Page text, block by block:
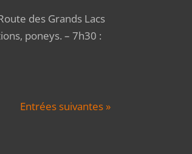
des Grands Lacs
poneys. – 7h30 :
Entrées suivantes »